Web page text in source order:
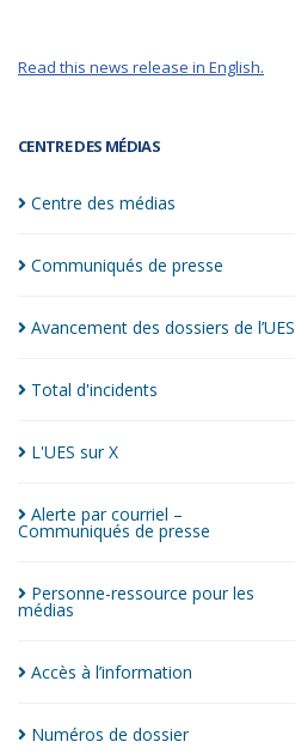
CENTRE DES MÉDIAS
Centre des médias
Communiqués de presse
Avancement des dossiers de l’UES
Total d'incidents
L'UES surX
Alerte par courriel –
Communiqués de presse
Personne-ressource pour les
médias
Accès à l’information
Numéros de dossier
Read this news release in English.